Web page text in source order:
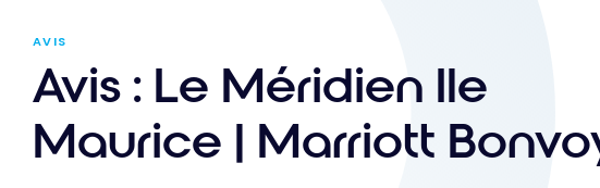
AVIS
Avis : Le Méridien Ile
Maurice | Marriott